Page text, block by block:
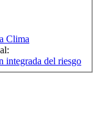
Clima
integrada del riesgo